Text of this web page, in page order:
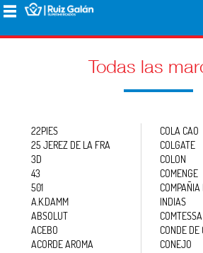
Saltar al contenido
DESAYUNO
MERIENDA
LÁCTEOS
Todas las
22PIES
25 JEREZ DE LA FRA
3D
43
501
A.K.DAMM
ABSOLUT
ACEBO
ACORDE AROMA
COLA CAO
COLGATE
COLON
COMENGE
INDIAS
COMTESSA
CONDE DE
CONEJO